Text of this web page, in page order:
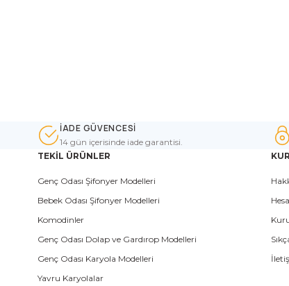
İADE GÜVENCESİ
14 gün içerisinde iade garantisi.
TEKİL ÜRÜNLER
Genç Odası Şifonyer Modelleri
Bebek Odası Şifonyer Modelleri
Komodinler
Genç Odası Dolap ve Gardırop Modelleri
Genç Odası Karyola Modelleri
Yavru Karyolalar